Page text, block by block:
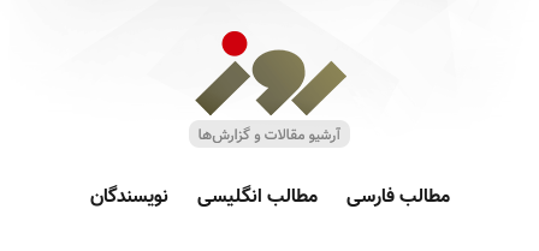
مطالب فارسی مطالب انگلیسی نویسندگان